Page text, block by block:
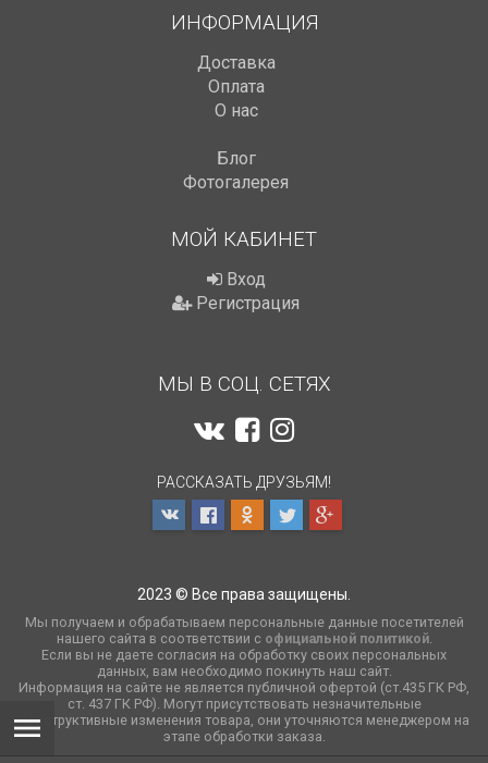
ИНФОРМАЦИЯ
Доставка
Оплата
О нас
Блог
Фотогалерея
МОЙ КАБИНЕТ
Вход
Регистрация
МЫ В СОЦ. СЕТЯХ
РАССКАЗАТЬ ДРУЗЬЯМ!
2023 © Все права защищены.
Мы получаем и обрабатываем персональные данные посетителей
нашего сайта в соответствии с официальной политикой.
Если вы не даете согласия на обработку своих персональных
данных, вам необходимо покинуть наш сайт.
Информация на сайте не является публичной офертой (ст.435 ГК РФ,
cт. 437 ГК РФ). Могут присутствовать незначительные
конструктивные изменения товара, они уточняются менеджером на
этапе обработки заказа.